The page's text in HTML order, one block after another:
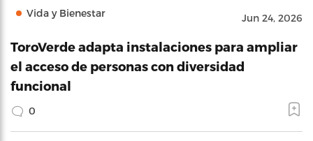
Vida y Bienestar Jun 24, 2026
ToroVerde adapta instalaciones para ampliar
el acceso de personas con diversidad
funcional
0